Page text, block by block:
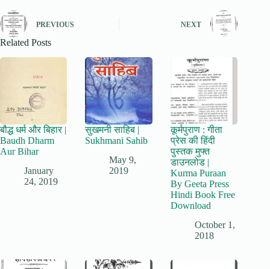
PREVIOUS NEXT
Related Posts
बौद्ध धर्म और बिहार |
Baudh Dharm
Aur Bihar
January
24, 2019
सुखमनी साहिब |
Sukhmani Sahib
May 9,
2019
कूर्मपुराण : गीता
प्रेस की हिंदी
पुस्तक मुफ्त
डाउनलोड |
Kurma Puraan
By Geeta Press
Hindi Book Free
Download
October 1,
2018